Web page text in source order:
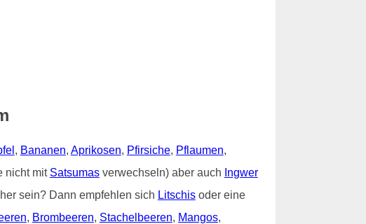
, Bananen, Aprikosen, Pfirsiche, Pflaumen,
nicht mit Satsumasverwechseln) aber auch Ingwer
sein? Dann empfehlen sich Litschisoder eine
, Brombeeren, Stachelbeeren, Mangos,